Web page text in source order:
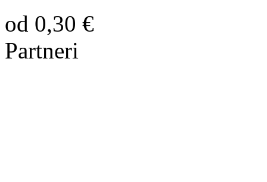
od 0,30 €
Partneri